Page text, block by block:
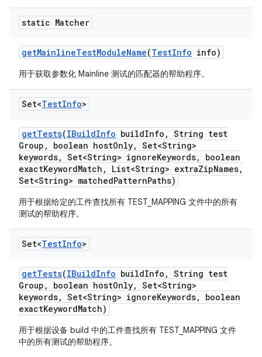
static Matcher
getMainlineTestModuleName(TestInfo info)
用于获取参数化 Mainline 测试的匹配器的帮助程序。
Set<TestInfo>
getTests(IBuildInfo buildInfo , String test
Group , boolean hostOnly, Set<String>
keywords, Set<String> ignoreKeywords,
boolean
exactKeywordMatch , List<String> extraZipNames,
Set<String> matchedPatternPaths)
用于根据给定的工件查找所有 TEST_MAPPING 文件中的所有
测试的帮助程序。
Set<TestInfo>
getTests(IBuildInfo buildInfo , String test
Group , boolean hostOnly, Set<String>
keywords, Set<String> ignoreKeywords,
boolean
exactKeywordMatch)
用于根据设备 build 中的工件查找所有 TEST_MAPPING 文件
中的所有测试的帮助程序。